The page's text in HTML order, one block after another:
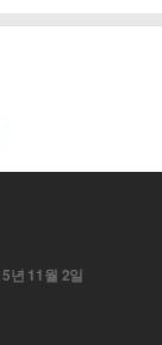
년 11월 2일